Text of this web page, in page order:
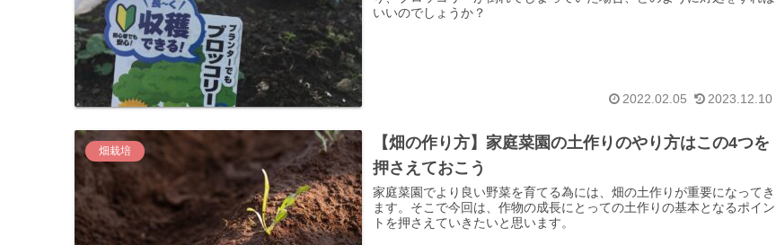
いいのでしょうか？
2022.02.05 2023.12.10
畑栽培
【畑の作り方】家庭菜園の土作りのやり方はこの4つを
押さえておこう
家庭菜園でより良い野菜を育てる為には、畑の土作りが重要になってき
ます。そこで今回は、作物の成長にとっての土作りの基本となるポイン
トを押さえていきたいと思います。